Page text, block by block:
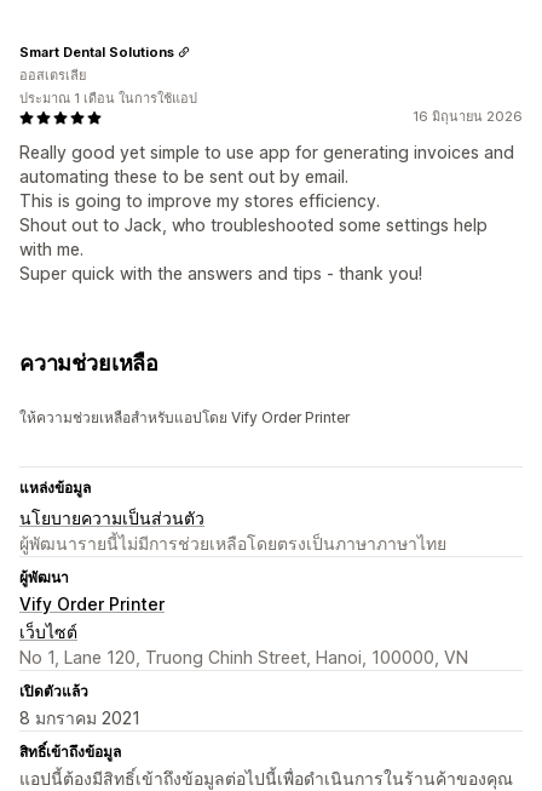
16 มิถุนายน 2026
Really good yet simple to use app for generating invoices and
automating these to be sent out by email.
This is going to improve my stores efficiency.
Shout out to Jack, who troubleshooted some settings help
with me.
Super quick with the answers and tips - thank you!
Smart Dental Solutions
ออสเตรเลีย
ประมาณ 1 เดือน ในการใช้แอป
ความช่วยเหลือ
ให้ความช่วยเหลือสำหรับแอปโดย Vify Order Printer
แหล่งข้อมูล
นโยบายความเป็นส่วนตัว
ผู้พัฒนารายนี้ไม่มีการช่วยเหลือโดยตรงเป็นภาษาภาษาไทย
ผู้พัฒนา
Vify Order Printer
เว็บไซต์
No 1, Lane 120, Truong Chinh Street, Hanoi, 100000, VN
เปิดตัวแล้ว
8 มกราคม 2021
สิทธิ์เข้าถึงข้อมูล
แอปนี้ต้องมีสิทธิ์เข้าถึงข้อมูลต่อไปนี้เพื่อดำเนินการในร้านค้าของคุณ